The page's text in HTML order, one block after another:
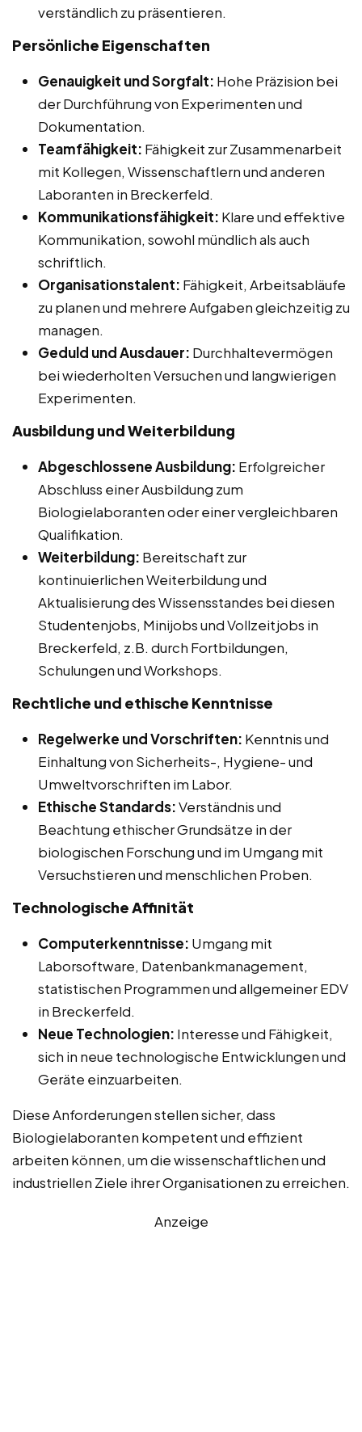
verständlich zu präsentieren.
Persönliche Eigenschaften
Genauigkeit und Sorgfalt: Hohe Präzision bei
der Durchführung von Experimenten und
Dokumentation.
Teamfähigkeit: Fähigkeit zur Zusammenarbeit
mit Kollegen, Wissenschaftlern und anderen
Laboranten in Breckerfeld.
Kommunikationsfähigkeit: Klare und effektive
Kommunikation, sowohl mündlich als auch
schriftlich.
Organisationstalent: Fähigkeit, Arbeitsabläufe
zu planen und mehrere Aufgaben gleichzeitig zu
managen.
Geduld und Ausdauer: Durchhaltevermögen
bei wiederholten Versuchen und langwierigen
Experimenten.
Ausbildung und Weiterbildung
Abgeschlossene Ausbildung: Erfolgreicher
Abschluss einer Ausbildung zum
Biologielaboranten oder einer vergleichbaren
Qualifikation.
Weiterbildung: Bereitschaft zur
kontinuierlichen Weiterbildung und
Aktualisierung des Wissensstandes bei diesen
Studentenjobs, Minijobs und Vollzeitjobs in
Breckerfeld, z.B. durch Fortbildungen,
Schulungen und Workshops.
Rechtliche und ethische Kenntnisse
Regelwerke und Vorschriften: Kenntnis und
Einhaltung von Sicherheits-, Hygiene- und
Umweltvorschriften im Labor.
Ethische Standards:Verständnis und
Beachtung ethischer Grundsätze in der
biologischen Forschung und im Umgang mit
Versuchstieren und menschlichen Proben.
Technologische Affinität
Computerkenntnisse: Umgang mit
Laborsoftware, Datenbankmanagement,
statistischen Programmen und allgemeiner EDV
in Breckerfeld.
Neue Technologien: Interesse und Fähigkeit,
sich in neue technologische Entwicklungen und
Geräte einzuarbeiten.
Diese Anforderungen stellen sicher, dass
Biologielaboranten kompetent und effizient
arbeiten können, um die wissenschaftlichen und
industriellen Ziele ihrer Organisationen zu erreichen.
Anzeige